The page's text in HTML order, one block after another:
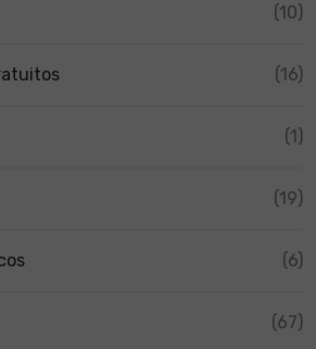
(10)
(16)
(1)
(19)
(6)
(67)